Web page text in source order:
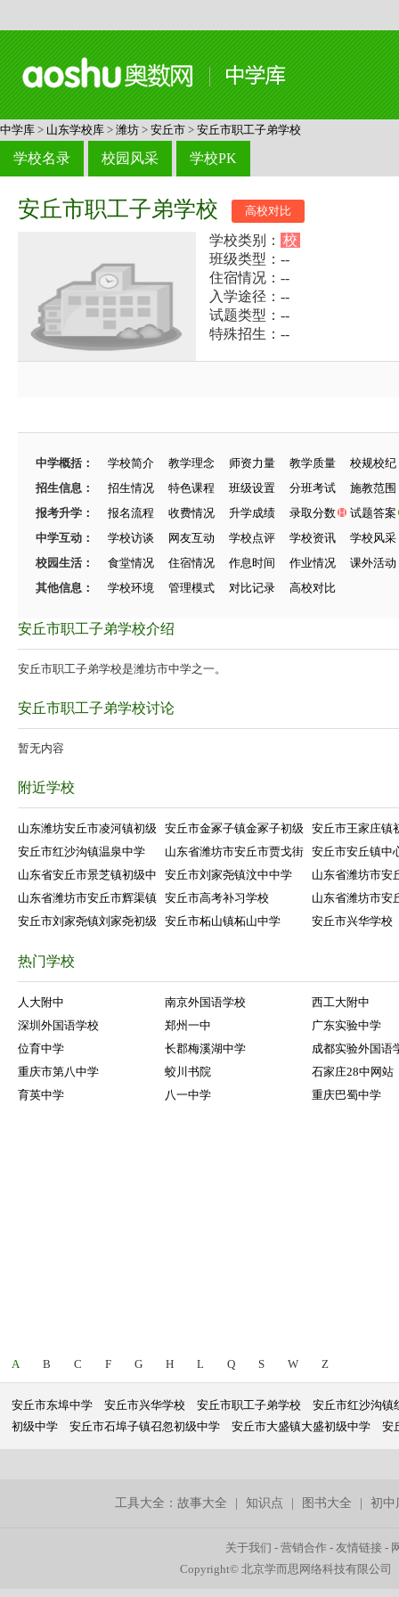
中学库 > 山东学校库 > 潍坊 > 安丘市 > 安丘市职工子弟学校
学校名录 校园风采 学校PK
安丘市职工子弟学校 高校对比
学校类别： 校
班级类型：--
住宿情况：--
入学途径：--
试题类型：--
特殊招生：--
中学概括： 学校简介 教学理念 师资力量 教学质量
校规校纪
招生信息：
招生情况 特色课程 班级设置 分班考试
施教范围
报考升学：
报名流程 收费情况 升学成绩 录取分数
试题答案
中学互动：
学校访谈 网友互动 学校点评 学校资讯
学校风采
校园生活：
食堂情况 住宿情况 作息时间 作业情况
课外活动
其他信息：
学校环境 管理模式 对比记录 高校对比
安丘市职工子弟学校介绍
安丘市职工子弟学校是潍坊市中学之一。
安丘市职工子弟学校讨论
暂无内容
附近学校
山东潍坊安丘市凌河镇初级 安丘市金冢子镇金冢子初级
安丘市王家庄镇
安丘市红沙沟镇温泉中学
山东省潍坊市安丘市贾戈街 安丘市安丘镇中
山东省安丘市景芝镇初级中
安丘市刘家尧镇汶中中学
山东省潍坊市安
山东省潍坊市安丘市辉渠镇 安丘市高考补习学校
山东省潍坊市安
安丘市刘家尧镇刘家尧初级
安丘市柘山镇柘山中学 安丘市兴华学校
热门学校
人大附中 南京外国语学校
西工大附中
深圳外国语学校
郑州一中
广东实验中学
位育中学
长郡梅溪湖中学
成都实验外国语
重庆市第八中学
蛟川书院
石家庄28中网站
育英中学
八一中学 重庆巴蜀中学
A B C F G H L Q S W Z
安丘市东埠中学 安丘市兴华学校 安丘市职工子弟学校
安丘市红沙沟镇
初级中学
安丘市石埠子镇召忽初级中学 安丘市大盛镇大盛初级中学 安
工具大全：故事大全 |知识点 图书大全 |初中
关于我们 -营销合作 -友情链接 -
Copyright© 北京学而思网络科技有限公司